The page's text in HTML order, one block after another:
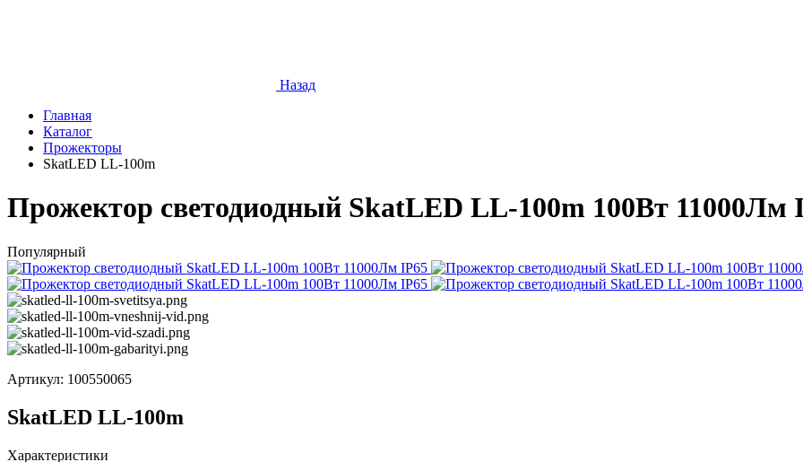
Назад
Главная
Каталог
Прожекторы
SkatLED LL-100m
Прожектор светодиодный SkatLED LL-100m 100Вт 11000Лм
Популярный
Артикул: 100550065
SkatLED LL-100m
Характеристики